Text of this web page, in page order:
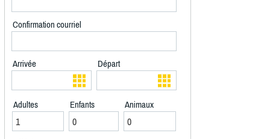
Confirmation courriel
Arrivée Départ
Adultes Enfants Animaux